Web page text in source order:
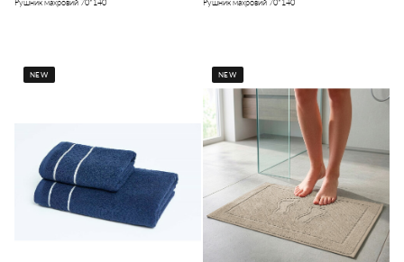
Рушник махровий 70*140 Рушник махровий 70*140
NEW NEW